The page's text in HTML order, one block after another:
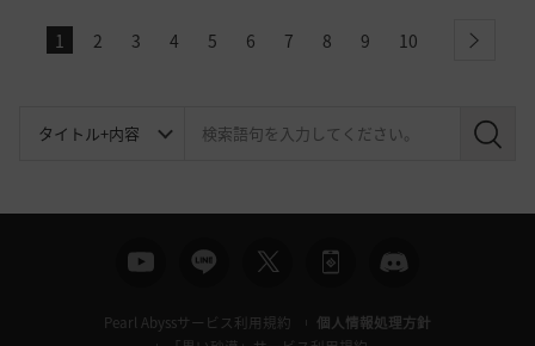
1 2 3 4 5 6 7 8 9 10 next
検
Pearl Abyssサービス利用規約
個人情報処理方針